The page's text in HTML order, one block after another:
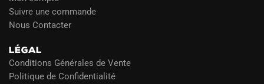
Suivre une commande
Nous Contacter
LÉGAL
Conditions Générales de Vente
Politique de Confidentialité